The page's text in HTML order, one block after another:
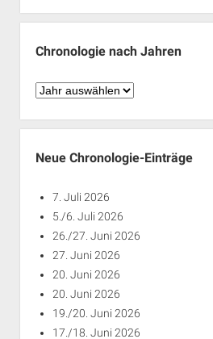
Monaten
Chronologie nach Jahren
Chronologie
Jahren
Neue Chronologie-Einträge
7. Juli 2026
5./6. Juli 2026
26./27. Juni 2026
27. Juni 2026
20. Juni 2026
20. Juni 2026
19./20. Juni 2026
17./18. Juni 2026